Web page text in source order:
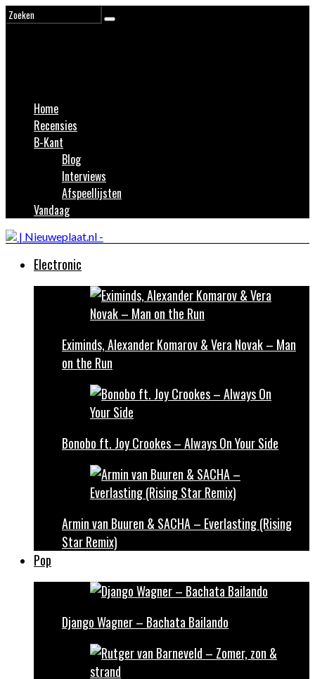
Home
Recensies
B-Kant
Blog
Interviews
Afspeellijsten
Vandaag
Electronic
Eximinds, Alexander Komarov & Vera Novak – Man
on the Run
Bonobo ft. Joy Crookes – Always On Your Side
Armin van Buuren & SACHA – Everlasting (Rising
Star Remix)
Pop
Django Wagner – Bachata Bailando